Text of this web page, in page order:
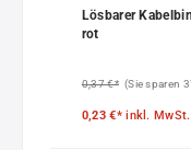
Lösbarer
rot
0,37 €* (Sie sparen
0,23 €*inkl. MwSt.